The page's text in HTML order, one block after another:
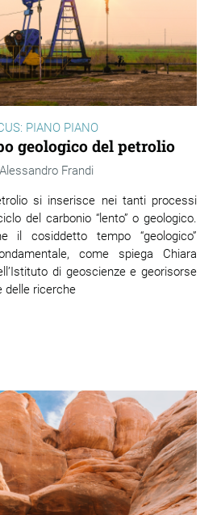
PIANO PIANO
geologico del petrolio
Alessandro Frandi
si inserisce nei tanti processi
del carbonio “lento” o geologico.
il cosiddetto tempo “geologico”
come spiega Chiara
di geoscienze e georisorse
delle ricerche